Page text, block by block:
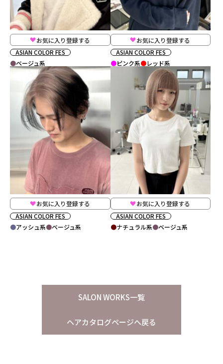
お気に入り登録する
ASIAN COLOR FES
ベージュ系
お気に入り登録する
ASIAN COLOR FES
ピンク系
レッド系
お気に入り登録する
ASIAN COLOR FES
アッシュ系
ベージュ系
お気に入り登録する
ASIAN COLOR FES
ナチュラル系
ベージュ系
SALON WORKS一覧
ヘアカタログページへ戻る